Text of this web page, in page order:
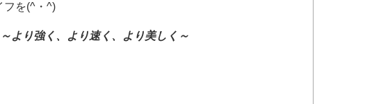
フを(^・^)
～より強く、より速く、より美しく～